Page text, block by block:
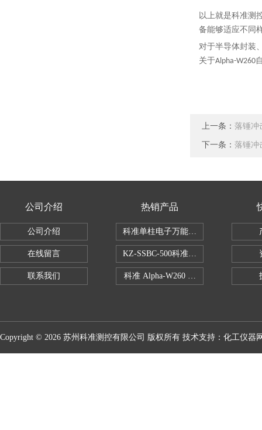
以上就是科准测
备能够适应不同
对于半导体封装
关于Alpha-W260
上一条： 落锤冲
下一条： 落锤冲
公司介绍
公司介绍
在线留言
联系我们
热销产品
科准单柱电子万能拉力机KZ-SSBC-500
KZ-SSBC-500科准单柱电子万能试验
科准 Alpha-W260 半导体全自动推拉
Copyright © 2026 苏州科准测控有限公司 版权所有 技术支持： 化工仪器